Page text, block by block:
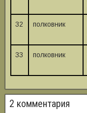
32 полковник
33 полковник
2 комментария